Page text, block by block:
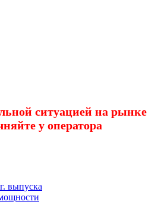
ситуацией на рынке
у оператора
выпуска